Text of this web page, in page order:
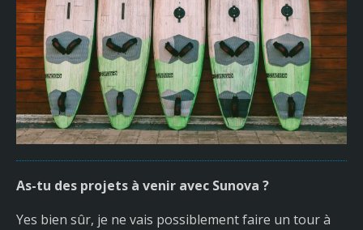
As-tu des projets à venir avec Sunova ?
Yes bien sûr, je ne vais possiblement faire un tour à